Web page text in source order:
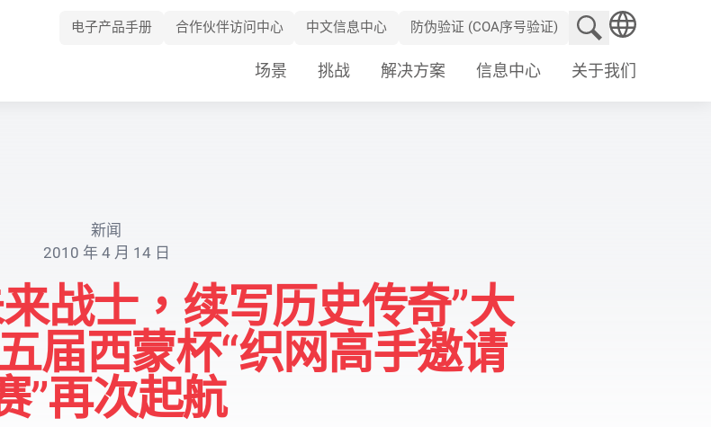
电子产品手册 合作伙伴访问中心 中文信息中心 防伪验证 (COA序号验证)
搜索网站
场景 挑战 解决方案 信息中心 关于我们
新闻
2010 年 4 月 14 日
战士，续写历史传奇”大
届西蒙杯“织网高手邀请
”再次起航